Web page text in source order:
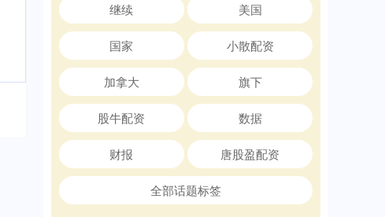
继续 美国
国家 小散配资
加拿大 旗下
股牛配资 数据
财报 唐股盈配资
全部话题标签